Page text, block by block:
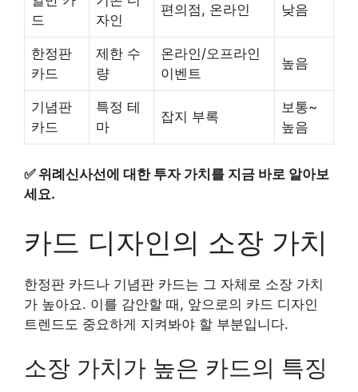
드
자인
편의점, 온라인 낮음
한정판
카드
제한 수
량
온라인/오프라인
이벤트
높음
기념판
카드
특정 테
마
잡지 부록
보통~
높음
✅ 위례신사선에 대한 투자 가치를 지금 바로 알아보
세요.
카드 디자인의 소장 가치
한정판 카드나 기념판 카드는 그 자체로 소장 가치
가 높아요. 이를 감안할 때, 앞으로의 카드 디자인
트렌드도 중요하게 지켜봐야 할 부분입니다.
소장 가치가 높은 카드의 특징